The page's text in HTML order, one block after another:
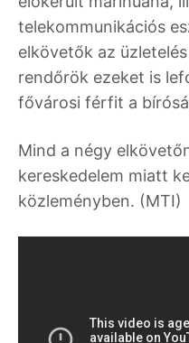
telekommunikációs
elkövetők az
rendőrök ezeket is
fővárosi férfit a
Mind a négy
kereskedelem miatt
közleményben. (MTI)